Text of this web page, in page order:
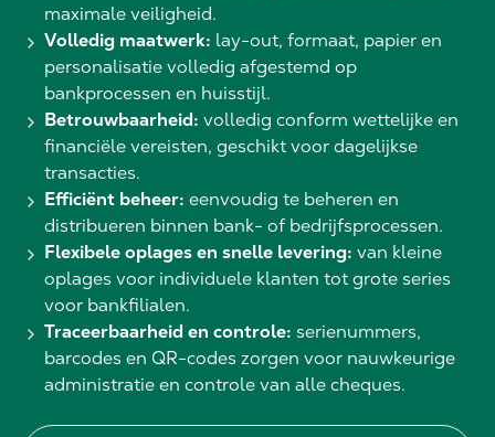
maximale veiligheid.
Volledig maatwerk: lay-out, formaat, papier en
personalisatie volledig afgestemd op
bankprocessen en huisstijl.
Betrouwbaarheid: volledig conform wettelijke en
financiële vereisten, geschikt voor dagelijkse
transacties.
Efficiënt beheer: eenvoudig te beheren en
distribueren binnen bank- of bedrijfsprocessen.
Flexibele oplages en snelle levering: van kleine
oplages voor individuele klanten tot grote series
voor bankfilialen.
Traceerbaarheid en controle: serienummers,
barcodes en QR-codes zorgen voor nauwkeurige
administratie en controle van alle cheques.